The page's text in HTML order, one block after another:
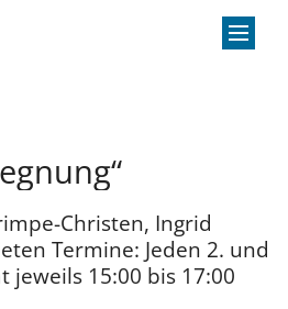
Christen, Ingrid
Termine: Jeden 2. und
jeweils 15:00 bis 17:00